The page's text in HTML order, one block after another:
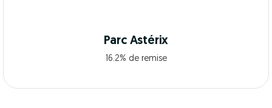
Parc Astérix
16.2% de remise